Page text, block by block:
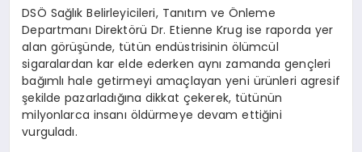
DSÖ Sağlık Belirleyicileri, Tanıtım ve Önleme
Departmanı Direktörü Dr. Etienne Krug ise raporda yer
alan görüşünde, tütün endüstrisinin ölümcül
sigaralardan kar elde ederken aynı zamanda gençleri
bağımlı hale getirmeyi amaçlayan yeni ürünleri agresif
şekilde pazarladığına dikkat çekerek, tütünün
milyonlarca insanı öldürmeye devam ettiğini
vurguladı.